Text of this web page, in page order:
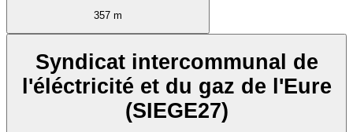
357 m
Syndicat intercommunal de
l'éléctricité et du gaz de l'Eure
(SIEGE27)